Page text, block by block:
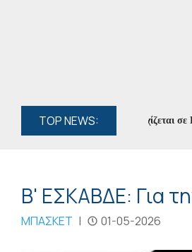
TOP NEWS:
των Ορέων» συνεχίζεται σε
Β' ΕΣΚΑΒΔΕ: Για
ΜΠΑΣΚΕΤ | 01-05-2026